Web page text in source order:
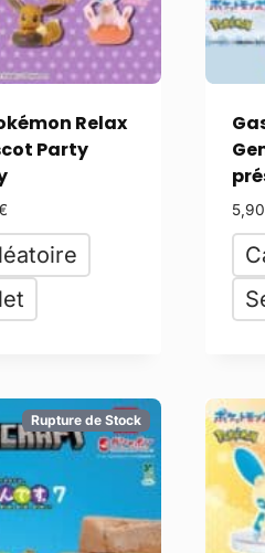
Relax
Party
5,90
Rupture de Stock